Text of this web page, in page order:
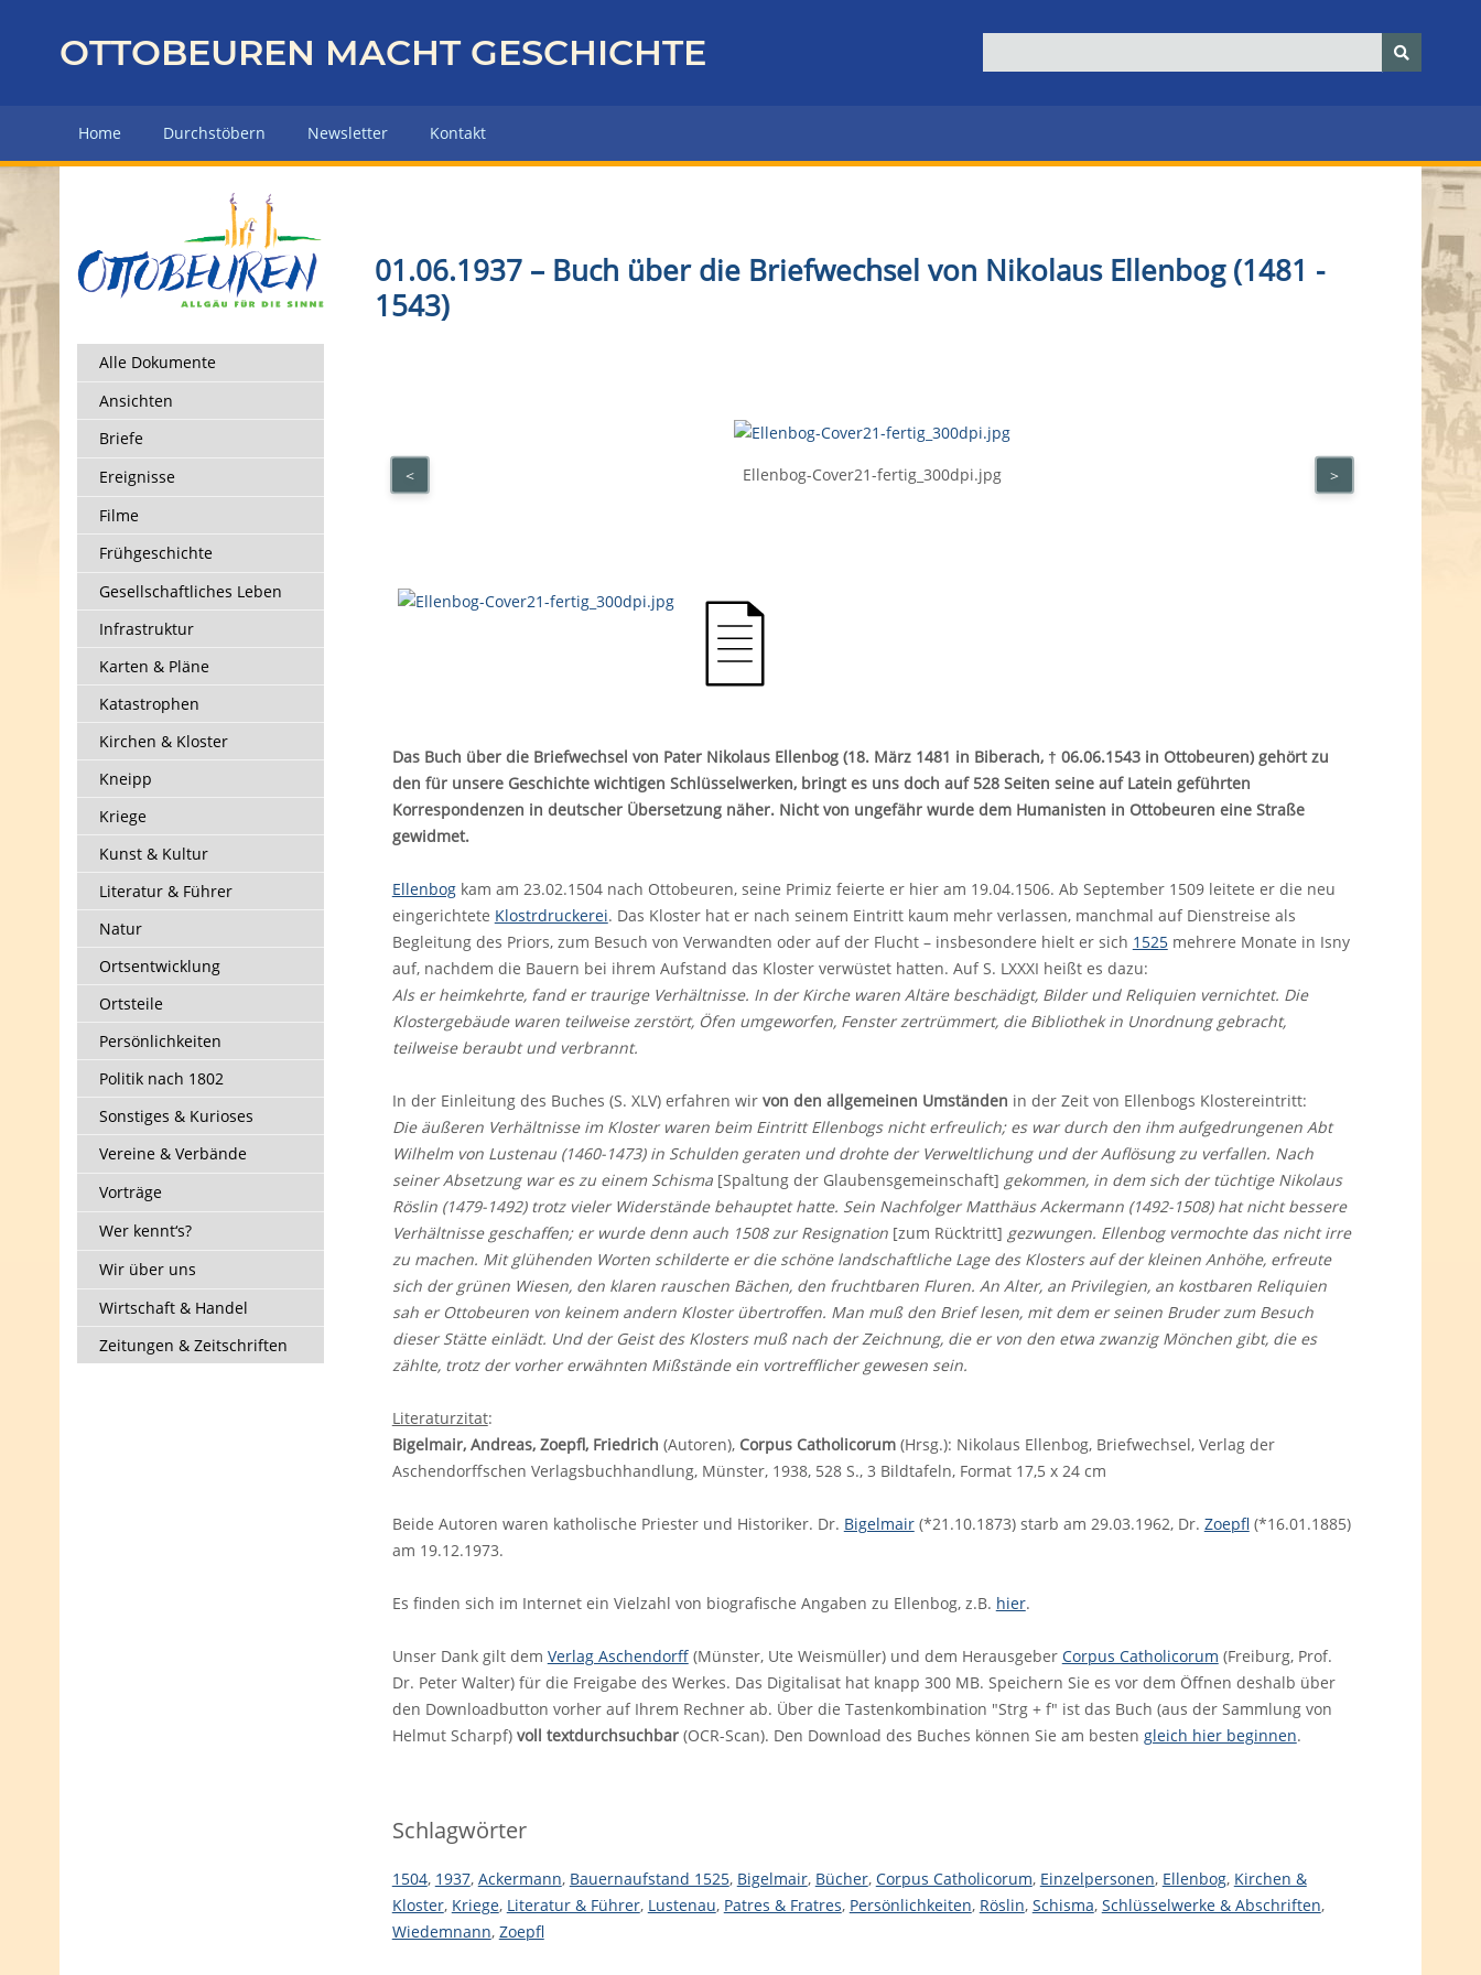
z
r
H
u
p
e
OTTOBEUREN MACHT GESCHICHTE
Home Durchstöbern Newsletter Kontakt
Alle Dokumente
Ansichten
Briefe
Ereignisse
Filme
Frühgeschichte
Gesellschaftliches Leben
Infrastruktur
Karten & Pläne
Katastrophen
Kirchen & Kloster
Kneipp
Kriege
Kunst & Kultur
Literatur & Führer
Natur
Ortsentwicklung
Ortsteile
Persönlichkeiten
Politik nach 1802
Sonstiges & Kurioses
Vereine & Verbände
Vorträge
Wer kennt‘s?
Wir über uns
Wirtschaft & Handel
Zeitungen & Zeitschriften
01.06.1937 – Buch über die Briefwechsel von Nikolaus Ellenbog(1481 -
1543)
Ellenbog-Cover21-fertig_300dpi.jpg
< >
Das Buch über die Briefwechsel von Pater Nikolaus Ellenbog (18. März 1481 in Biberach, † 06.06.1543 in Ottobeuren) gehört zu
den für unsere Geschichte wichtigen Schlüsselwerken, bringt es uns doch auf 528 Seiten seine auf Latein geführten
Korrespondenzen in deutscher Übersetzung näher. Nicht von ungefähr wurde dem Humanisten in Ottobeuren eine Straße
gewidmet.
Ellenbogkam am 23.02.1504 nach Ottobeuren, seine Primiz feierte er hier am 19.04.1506. Ab September 1509 leitete er die neu
eingerichtete Klostrdruckerei. Das Kloster hat er nach seinem Eintritt kaum mehr verlassen, manchmal auf Dienstreise als
Begleitung des Priors, zum Besuch von Verwandten oder auf der Flucht – insbesondere hielt er sich 1525mehrere Monate in Isny
auf, nachdem die Bauern bei ihrem Aufstand das Kloster verwüstet hatten. Auf S. LXXXI heißt es dazu:
Als er heimkehrte, fand er traurige Verhältnisse. In der Kirche waren Altäre beschädigt, Bilder und Reliquien vernichtet. Die
Klostergebäude waren teilweise zerstört, Öfen umgeworfen, Fenster zertrümmert, die Bibliothek in Unordnung gebracht,
teilweise beraubt und verbrannt.
In der Einleitung des Buches (S. XLV) erfahren wir von den allgemeinen Umständen in der Zeit von Ellenbogs Klostereintritt:
Die äußeren Verhältnisse im Kloster waren beim Eintritt Ellenbogs nicht erfreulich; es war durch den ihm aufgedrungenen Abt
Wilhelm von Lustenau (1460-1473) in Schulden geraten und drohte der Verweltlichung und der Auflösung zu verfallen. Nach
seiner Absetzung war es zu einem Schisma [Spaltung der Glaubensgemeinschaft] gekommen, in dem sich der tüchtige Nikolaus
Röslin (1479-1492) trotz vieler Widerstände behauptet hatte. Sein Nachfolger Matthäus Ackermann (1492-1508) hat nicht bessere
Verhältnisse geschaffen; er wurde denn auch 1508 zur Resignation [zum Rücktritt] gezwungen. Ellenbog vermochte das nicht irre
zu machen. Mit glühenden Worten schilderte er die schöne landschaftliche Lage des Klosters auf der kleinen Anhöhe, erfreute
sich der grünen Wiesen, den klaren rauschen Bächen, den fruchtbaren Fluren. An Alter, an Privilegien, an kostbaren Reliquien
sah er Ottobeuren von keinem andern Kloster übertroffen. Man muß den Brief lesen, mit dem er seinen Bruder zum Besuch
dieser Stätte einlädt. Und der Geist des Klosters muß nach der Zeichnung, die er von den etwa zwanzig Mönchen gibt, die es
zählte, trotz der vorher erwähnten Mißstände ein vortrefflicher gewesen sein.
Literaturzitat:
Bigelmair, Andreas, Zoepfl, Friedrich (Autoren), Corpus Catholicorum(Hrsg.): Nikolaus Ellenbog, Briefwechsel, Verlag der
Aschendorffschen Verlagsbuchhandlung, Münster, 1938, 528 S., 3 Bildtafeln, Format 17,5 x 24 cm
Beide Autoren waren katholische Priester und Historiker. Dr. Bigelmair(*21.10.1873) starb am 29.03.1962, Dr. Zoepfl (*16.01.1885)
am 19.12.1973.
Es finden sich im Internet ein Vielzahl von biografische Angaben zu Ellenbog, z.B. hier.
Unser Dank gilt dem Verlag Aschendorff(Münster, Ute Weismüller) und dem Herausgeber Corpus Catholicorum (Freiburg, Prof.
Dr. Peter Walter) für die Freigabe des Werkes. Das Digitalisat hat knapp 300 MB. Speichern Sie es vor dem Öffnen deshalb über
den Downloadbutton vorher auf Ihrem Rechner ab. Über die Tastenkombination "Strg + f" ist das Buch (aus der Sammlung von
Helmut Scharpf) voll textdurchsuchbar(OCR-Scan). Den Download des Buches können Sie am besten gleich hier beginnen.
Schlagwörter
1504, 1937, Ackermann, Bauernaufstand 1525, Bigelmair, Bücher, Corpus Catholicorum, Einzelpersonen, Ellenbog, Kirchen &
Kloster, Kriege, Literatur & Führer, Lustenau, Patres & Fratres, Persönlichkeiten, Röslin, Schisma, Schlüsselwerke & Abschriften,
Wiedemnann, Zoepfl